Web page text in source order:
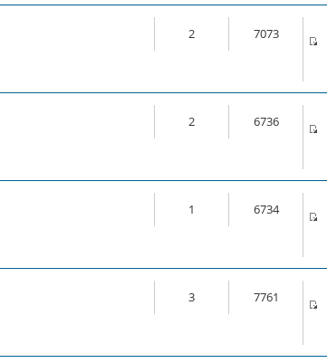
2 7073
2 6736
1 6734
3 7761